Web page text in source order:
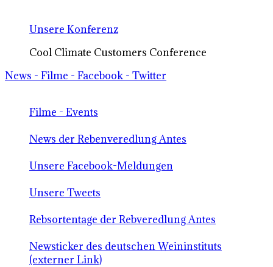
Unsere Konferenz
Cool Climate Customers Conference
News - Filme - Facebook - Twitter
Filme - Events
News der Rebenveredlung Antes
Unsere Facebook-Meldungen
Unsere Tweets
Rebsortentage der Rebveredlung Antes
Newsticker des deutschen Weininstituts
(externer Link)